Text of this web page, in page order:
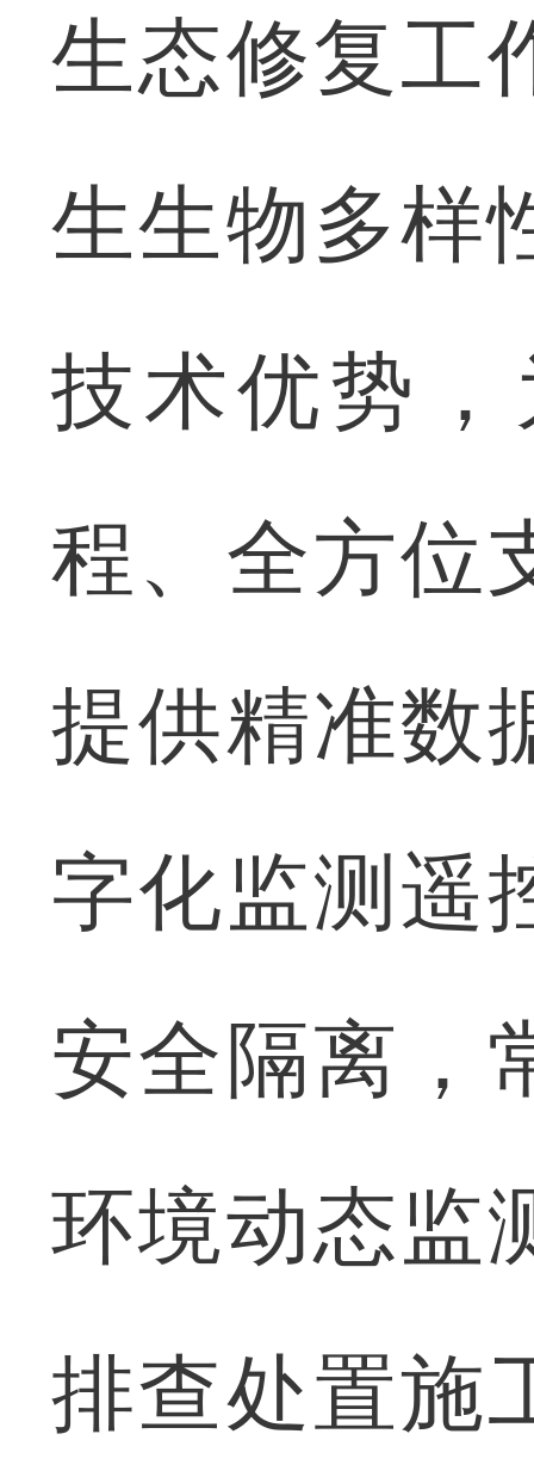
生态修复工
生生物多样
技术优势
程、全方位
提供精准数
字化监测遥
安全隔离，
环境动态监
排查处置施